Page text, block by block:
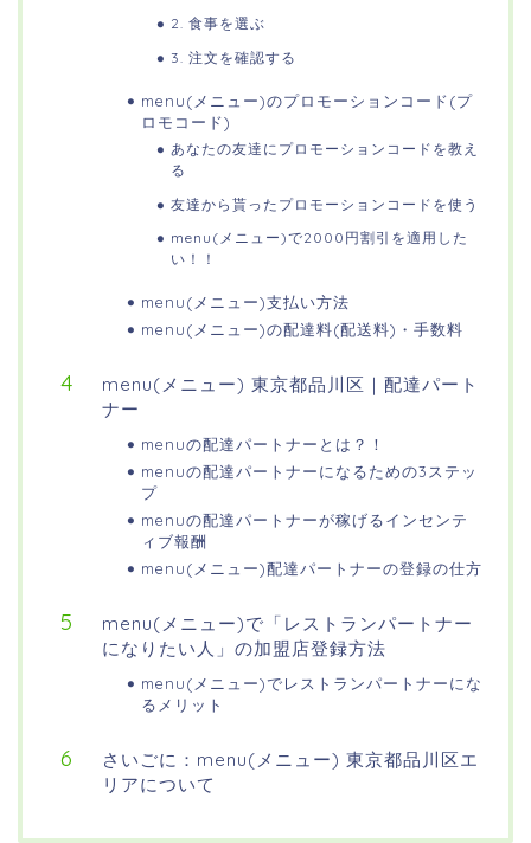
2. 食事を選ぶ
3. 注文を確認する
menu(メニュー)のプロモーションコード(プ
ロモコード)
あなたの友達にプロモーションコードを教え
る
友達から貰ったプロモーションコードを使う
menu(メニュー)で2000円割引を適用した
い！！
menu(メニュー)支払い方法
menu(メニュー)の配達料(配送料)・手数料
menu(メニュー) 東京都品川区｜配達パート
ナー
menuの配達パートナーとは？！
menuの配達パートナーになるための3ステッ
プ
menuの配達パートナーが稼げるインセンテ
ィブ報酬
menu(メニュー)配達パートナーの登録の仕方
menu(メニュー)で「レストランパートナー
になりたい人」の加盟店登録方法
menu(メニュー)でレストランパートナーにな
るメリット
さいごに：menu(メニュー) 東京都品川区エ
リアについて